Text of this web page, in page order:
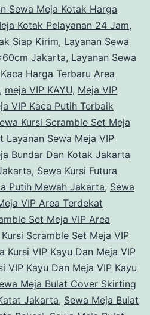
Sewa Meja Kotak Harga
Kotak Pelayanan 24 Jam,
Siap Kirim, Layanan Sewa
Jakarta, Layanan Sewa
Harga Terbaru Area
, meja VIP KAYU, Meja VIP
VIP Kaca Putih Terbaik
Kursi Scramble Set Meja
Layanan Sewa Meja VIP
Bundar Dan Kotak Jakarta
, Sewa Kursi Futura
Putih Mewah Jakarta, Sewa
VIP Area Terdekat
Set Meja VIP Area
Scramble Set Meja VIP
Kursi VIP Kayu Dan Meja VIP
VIP Kayu Dan Meja VIP Kayu
Meja Bulat Cover Skirting
Jakarta, Sewa Meja Bulat